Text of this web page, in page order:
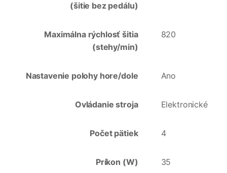
(šitie bez pedálu)
Maximálna rýchlosť šitia
(stehy/min)
820
Nastavenie polohy hore/dole Ano
Ovládanie stroja Elektronické
Počet pätiek 4
Príkon (W) 35